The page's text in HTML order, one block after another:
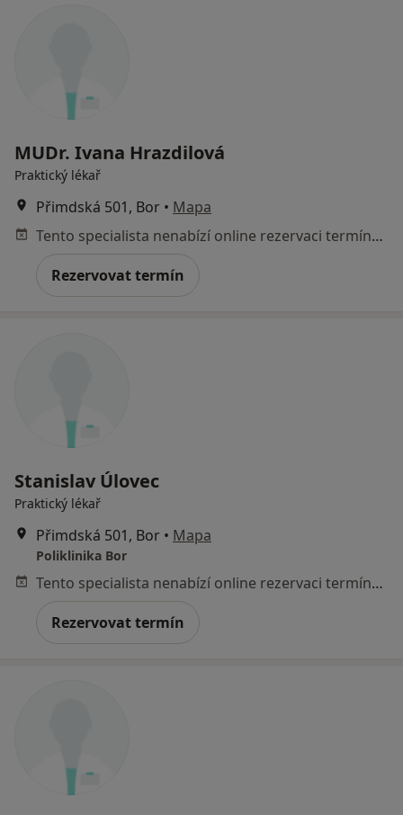
MUDr. Ivana Hrazdilová
Praktický lékař
Přimdská 501, Bor • Mapa
Tento specialista nenabízí online rezervaci termínu na této adrese.
Rezervovat termín
Stanislav Úlovec
Praktický lékař
Přimdská 501, Bor • Mapa
Poliklinika Bor
Tento specialista nenabízí online rezervaci termínu na této adrese.
Rezervovat termín